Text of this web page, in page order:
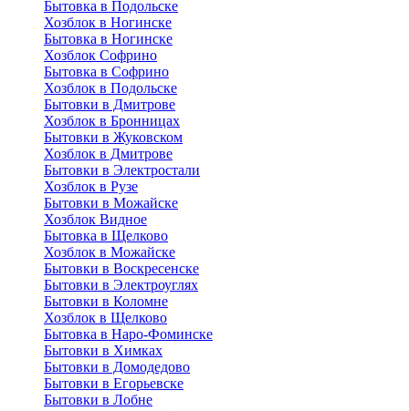
Бытовка в Подольске
Хозблок в Ногинске
Бытовка в Ногинске
Хозблок Софрино
Бытовка в Софрино
Хозблок в Подольске
Бытовки в Дмитрове
Хозблок в Бронницах
Бытовки в Жуковском
Хозблок в Дмитрове
Бытовки в Электростали
Хозблок в Рузе
Бытовки в Можайске
Хозблок Видное
Бытовкa в Щелково
Хозблок в Можайске
Бытовки в Воскресенске
Бытовки в Электроуглях
Бытовки в Коломне
Хозблок в Щелково
Бытовка в Наро-Фоминске
Бытовки в Химках
Бытовки в Домодедово
Бытовки в Егорьевске
Бытовки в Лобне